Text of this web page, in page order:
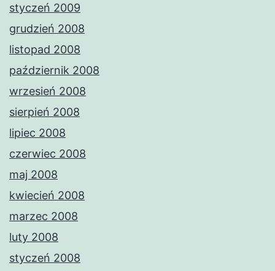
styczeń 2009
grudzień 2008
listopad 2008
październik 2008
wrzesień 2008
sierpień 2008
lipiec 2008
czerwiec 2008
maj 2008
kwiecień 2008
marzec 2008
luty 2008
styczeń 2008